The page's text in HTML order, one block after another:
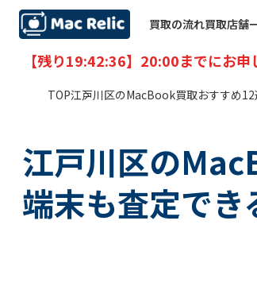
買取の流れ買取店舗
【残り19:42:35】20:00までにお申
TOP江戸川区のMacBook買取おすすめ
江戸川区の
端末も査定でき